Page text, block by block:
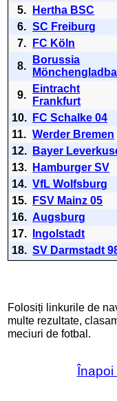
5.
Hertha BSC
6. SC Freiburg
7.
FC Köln
8.
Borussia
9.
Eintracht
Frankfurt
10.
FC Schalke 04
11. Werder Bremen
12.
Bayer
13.
Hamburger SV
14. VfL Wolfsburg
15.
FSV Mainz 05
16. Augsburg
17.
Ingolstadt
18. SV Darmstadt
Folosiți linkurile de
multe rezultate,
meciuri de fotbal.
Înapoi